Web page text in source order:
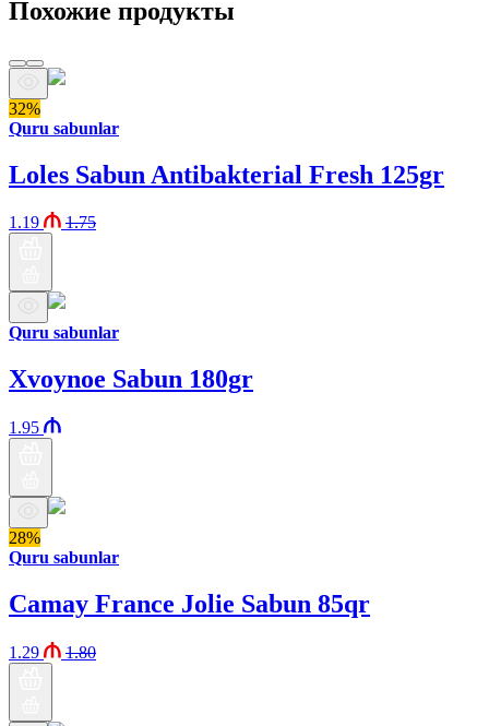
Похожие продукты
32%
Quru sabunlar
Loles Sabun Antibakterial Fresh 125gr
1.19 1.75
Quru sabunlar
Xvoynoe Sabun 180gr
1.95
28%
Quru sabunlar
Camay France Jolie Sabun 85qr
1.29 1.80